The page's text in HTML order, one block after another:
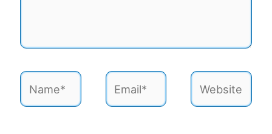
Name* Email* Website